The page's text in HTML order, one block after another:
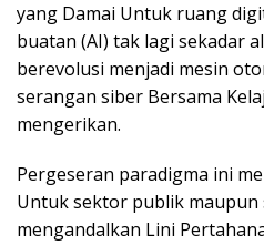
yang Damai Untuk ruang
buatan (AI) tak lagi sekadar
berevolusi menjadi mesin
serangan siber Bersama
mengerikan.
Pergeseran paradigma ini
Untuk sektor publik maupun
mengandalkan Lini